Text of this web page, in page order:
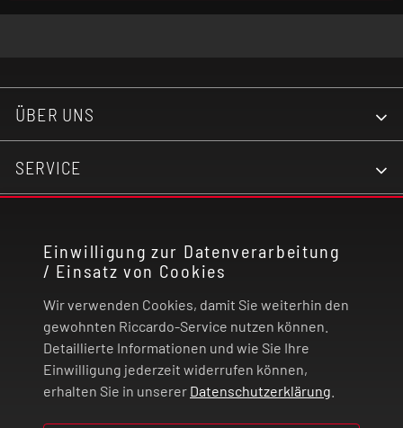
Einwilligung zur Datenverarbeitung
/ Einsatz von Cookies
Wir verwenden Cookies, damit Sie weiterhin den
gewohnten Riccardo-Service nutzen können.
Detaillierte Informationen und wie Sie Ihre
Einwilligung jederzeit widerrufen können,
erhalten Sie in unserer Datenschutzerklärung
ÜBER UNS
SERVICE
RECHTLICHES
ZAHLUNG UND VERSAND
VERTRAG WIDERRUFEN